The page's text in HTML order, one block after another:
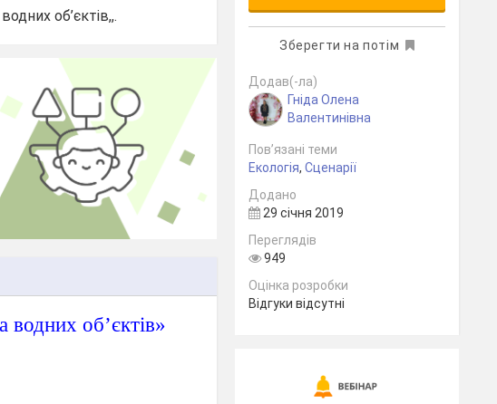
об’єктів,,.
водних об’єктів»
Зберегти на потім
Додав(-ла)
Гніда Олена
Валентинівна
Пов’язані теми
Екологія,Сценарії
Додано
29 січня 2019
Переглядів
949
Оцінка розробки
Відгуки відсутні